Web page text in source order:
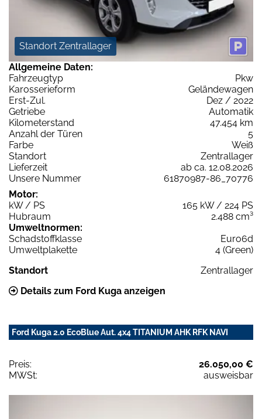
Standort Zentrallager
Allgemeine Daten:
Fahrzeugtyp
Pkw
Karosserieform
Geländewagen
Erst-Zul.
Dez / 2022
Getriebe
Automatik
Kilometerstand
47.454 km
Anzahl der Türen
5
Farbe
Weiß
Standort
Zentrallager
Lieferzeit
ab ca. 12.08.2026
Unsere Nummer
61870987-86_70776
Motor:
kW / PS
165 kW / 224 PS
Hubraum
2.488 cm³
Umweltnormen:
Schadstoffklasse
Euro6d
Umweltplakette
4 (Green)
Standort
Zentrallager
Details zum Ford Kuga anzeigen
Ford Kuga 2.0 EcoBlue Aut. 4x4 TITANIUM AHK RFK NAVI
Preis:
26.050,00 €
MWSt:
ausweisbar